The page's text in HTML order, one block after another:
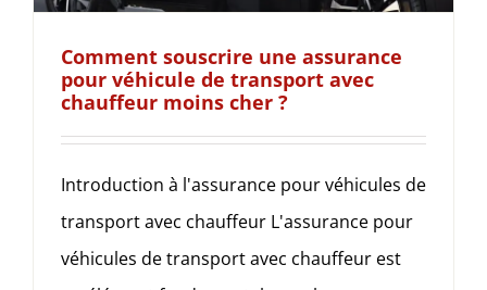
Comment souscrire une assurance
pour véhicule de transport avec
chauffeur moins cher ?
Introduction à l'assurance pour véhicules de
transport avec chauffeur L'assurance pour
véhicules de transport avec chauffeur est